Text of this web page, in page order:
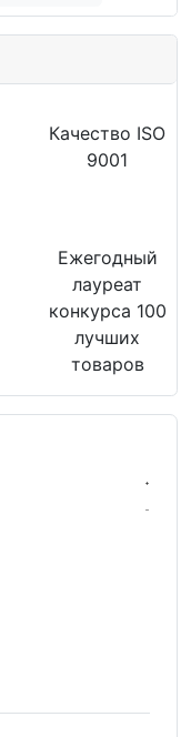
Качество ISO
9001
Ежегодный
лауреат
конкурса 100
лучших
товаров